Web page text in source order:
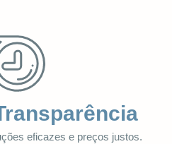
eficazes e preços justos.